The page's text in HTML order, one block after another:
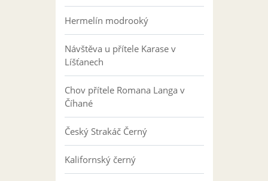
Hermelín modrooký
Návštěva u přítele Karase v
Líšťanech
Chov přítele Romana Langa v
Číhané
Český Strakáč Černý
Kalifornský černý